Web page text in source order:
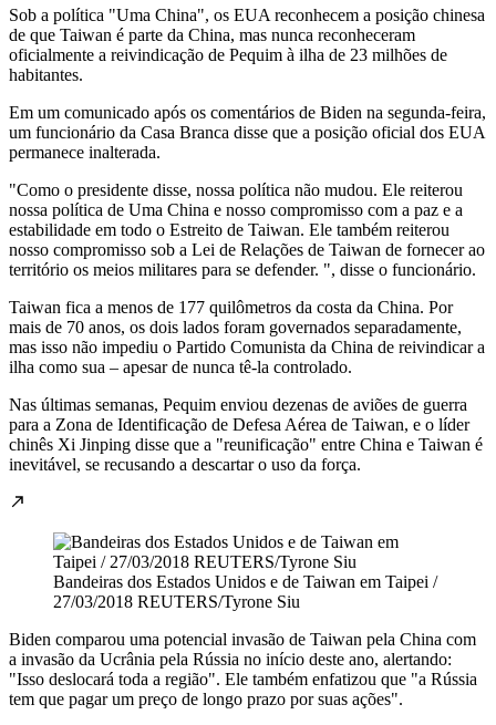
Sob a política "Uma China", os EUA reconhecem a posição chinesa
de que Taiwan é parte da China, mas nunca reconheceram
oficialmente a reivindicação de Pequim à ilha de 23 milhões de
habitantes.
Em um comunicado após os comentários de Biden na segunda-feira,
um funcionário da Casa Branca disse que a posição oficial dos EUA
permanece inalterada.
"Como o presidente disse, nossa política não mudou. Ele reiterou
nossa política de Uma China e nosso compromisso com a paz e a
estabilidade em todo o Estreito de Taiwan. Ele também reiterou
nosso compromisso sob a Lei de Relações de Taiwan de fornecer ao
território os meios militares para se defender. ", disse o funcionário.
Taiwan fica a menos de 177 quilômetros da costa da China. Por
mais de 70 anos, os dois lados foram governados separadamente,
mas isso não impediu o Partido Comunista da China de reivindicar a
ilha como sua – apesar de nunca tê-la controlado.
Nas últimas semanas, Pequim enviou dezenas de aviões de guerra
para a Zona de Identificação de Defesa Aérea de Taiwan, e o líder
chinês Xi Jinping disse que a "reunificação" entre China e Taiwan é
inevitável, se recusando a descartar o uso da força.
Bandeiras dos Estados Unidos e de Taiwan em Taipei /
27/03/2018 REUTERS/Tyrone Siu
Biden comparou uma potencial invasão de Taiwan pela China com
a invasão da Ucrânia pela Rússia no início deste ano, alertando:
"Isso deslocará toda a região". Ele também enfatizou que "a Rússia
tem que pagar um preço de longo prazo por suas ações".